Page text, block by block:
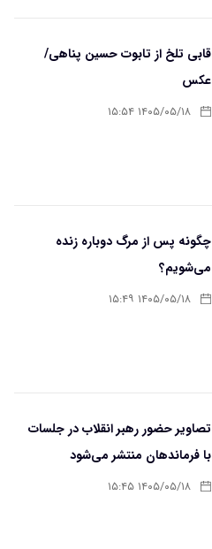
قابی تلخ از تابوت حسین پناهی/
عکس
۱۴۰۵/۰۵/۱۸ ۱۵:۵۴
چگونه پس از مرگ دوباره زنده
می‌شویم؟
۱۴۰۵/۰۵/۱۸ ۱۵:۴۹
تصاویر حضور رهبر انقلاب در جلسات
با فرماندهان منتشر می‌شود
۱۴۰۵/۰۵/۱۸ ۱۵:۴۵